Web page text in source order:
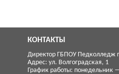
КОНТАКТЫ
Директор ГБПОУ Педколледж
Адрес: ул. Волгоградская, 1
График работы: понедельник